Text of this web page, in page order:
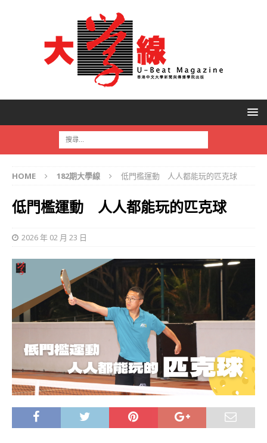
HOME 182期大學線 低門檻運動 人人都能玩的匹克球
低門檻運動 人人都能玩的匹克球
2026 年 02 月 23 日